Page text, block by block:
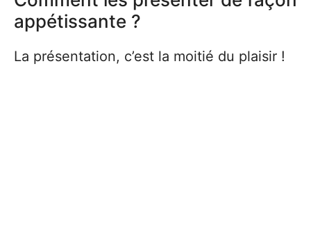
appétissante ?
La présentation, c’est la moitié du plaisir !